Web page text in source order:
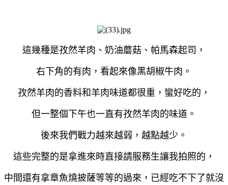
這幾種是孜然羊肉、奶油蘑菇、帕馬森起司，
右下角的有肉，看起來像黑胡椒牛肉。
孜然羊肉的香料和羊肉味道都很重，蠻好吃的，
但一整個下午也一直有孜然羊肉的味道。
後來我們戰力越來越弱，越點越少。
這些完整的是拿進來時直接請服務生讓我拍照的，
中間還有拿章魚燒披薩等等的過來，已經吃不下了就沒